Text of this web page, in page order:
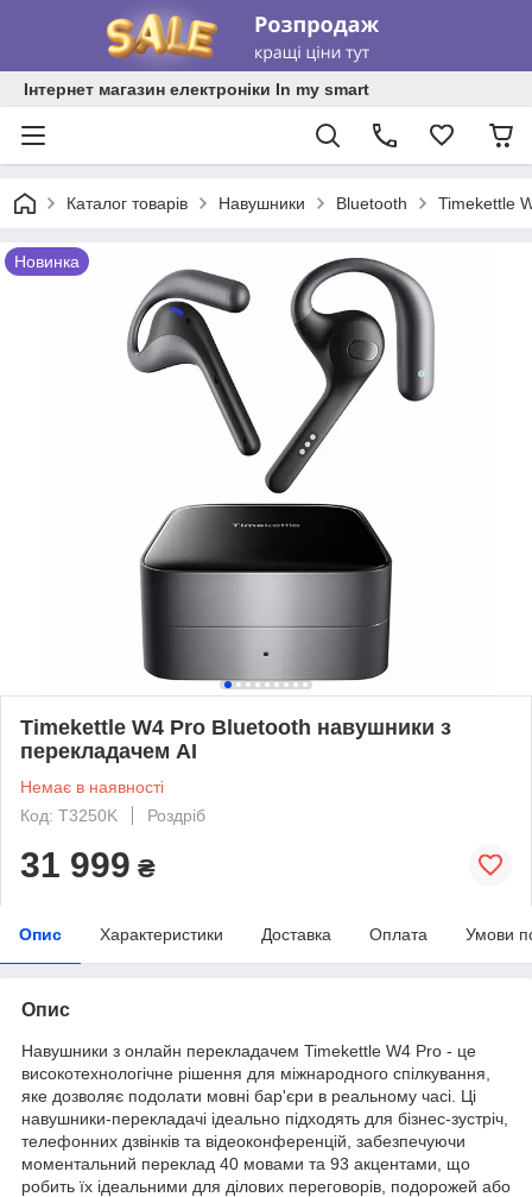
Інтернет магазин електроніки In my smart
Каталог товарів Навушники Bluetooth Timekettle
Новинка
Timekettle W4 Pro Bluetooth навушники з
перекладачем AI
Немає в наявності
Код: T3250K
Роздріб
31 999 ₴
Опис Характеристики Доставка Оплата Умови
Опис
Навушники з онлайн перекладачем Timekettle W4 Pro - це
високотехнологічне рішення для міжнародного спілкування,
яке дозволяє подолати мовні бар'єри в реальному часі. Ці
навушники-перекладачі ідеально підходять для бізнес-зустріч,
телефонних дзвінків та відеоконференцій, забезпечуючи
моментальний переклад 40 мовами та 93 акцентами, що
робить їх ідеальними для ділових переговорів, подорожей або